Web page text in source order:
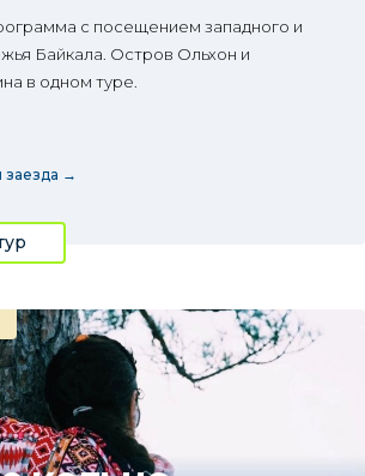
с посещением западного и
Байкала. Остров Ольхон и
в одном туре.
→